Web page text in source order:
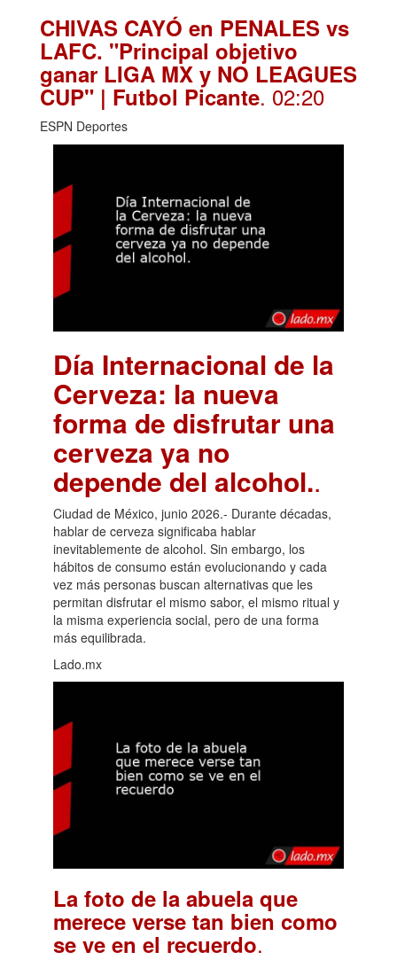
CHIVAS CAYÓ en PENALES vs
LAFC. "Principal objetivo
ganar LIGA MX y NO LEAGUES
CUP" | Futbol Picante. 02:20
ESPN Deportes
Día Internacional de la
Cerveza: la nueva
forma de disfrutar una
cerveza ya no
depende del alcohol..
Ciudad de México, junio 2026.- Durante décadas,
hablar de cerveza significaba hablar
inevitablemente de alcohol. Sin embargo, los
hábitos de consumo están evolucionando y cada
vez más personas buscan alternativas que les
permitan disfrutar el mismo sabor, el mismo ritual y
la misma experiencia social, pero de una forma
más equilibrada.
Lado.mx
La foto de la abuela que
merece verse tan bien como
se ve en el recuerdo.